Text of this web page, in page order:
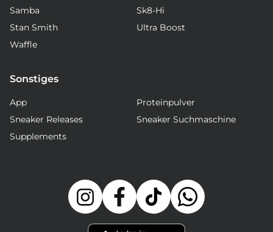
Samba
Sk8-Hi
Stan Smith
Ultra Boost
Waffle
Sonstiges
App
Proteinpulver
Sneaker Releases
Sneaker Suchmaschine
Supplements